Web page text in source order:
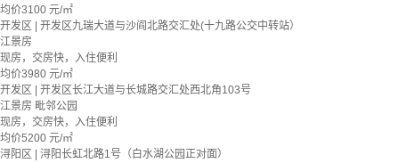
均价3100 元/㎡
开发区 | 开发区九瑞大道与沙阎北路交汇处(十九路公交中转站）
江景房
现房，交房快，入住便利
均价3980 元/㎡
开发区 | 开发区长江大道与长城路交汇处西北角103号
江景房 毗邻公园
现房，交房快，入住便利
均价5200 元/㎡
浔阳区 | 浔阳长虹北路1号（白水湖公园正对面）